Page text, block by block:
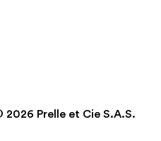
2026 Prelle et Cie S.A.S.